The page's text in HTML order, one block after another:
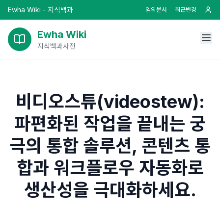
Ewha Wiki - 지식백과 임의문서 최근변경
Ewha Wiki
지식백과사전
비디오스튜(videostew):
파편화된 작업을 끝내는 궁
극의 통합 솔루션, 콘텐츠 통
합과 워크플로우 자동화로
생산성을 극대화하세요.